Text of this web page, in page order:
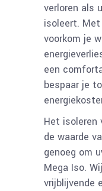
verloren als
isoleert.
voorkom je
een
bespaar je
Het isoleren
de waarde
genoeg om
Mega Iso.
vrijblijvende